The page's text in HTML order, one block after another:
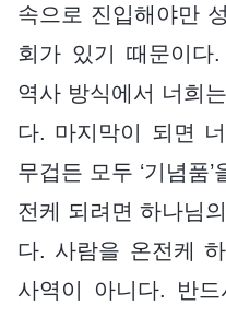
속으로 진입해야만
회가 있기 때문이다
역사 방식에서 너희
다. 마지막이 되면
무겁든 모두 ‘기념품
전케 되려면 하나님
다. 사람을 온전케
사역이 아니다. 반